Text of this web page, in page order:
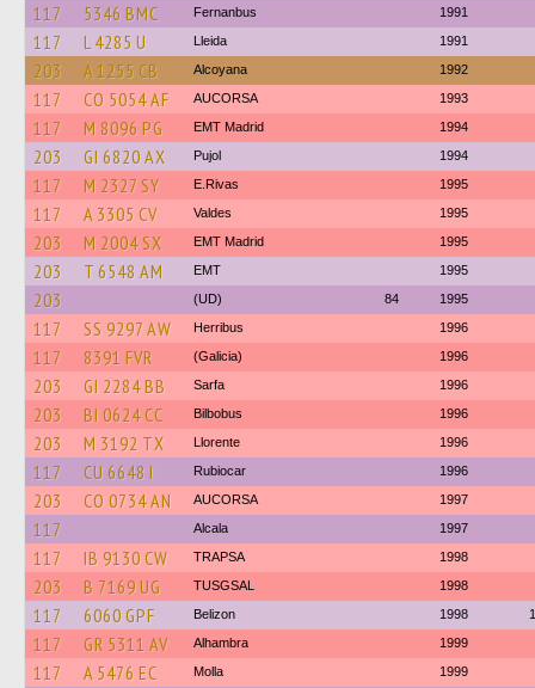
117 5346 BMC Fernanbus 1991
117 L 4285 U Lleida 1991
203 A 1255 CB Alcoyana 1992
117 CO 5054 AF AUCORSA 1993
117 M 8096 PG EMT Madrid 1994
203 GI 6820 AX Pujol 1994
117 M 2327 SY E.Rivas 1995
117 A 3305 CV Valdes 1995
203 M 2004 SX EMT Madrid 1995
203 T 6548 AM EMT 1995
203 (UD) 84 1995
117 SS 9297 AW Herribus 1996
117 8391 FVR (Galicia) 1996
203 GI 2284 BB Sarfa 1996
203 BI 0624 CC Bilbobus 1996
203 M 3192 TX Llorente 1996
117 CU 6648 I Rubiocar 1996
203 CO 0734 AN AUCORSA 1997
117 Alcala 1997
117 IB 9130 CW TRAPSA 1998
203 B 7169 UG TUSGSAL 1998
117 6060 GPF Belizon 1998 1
117 GR 5311 AV Alhambra 1999
117 A 5476 EC Molla 1999